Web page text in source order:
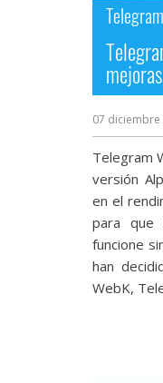
Telegram
07 diciembre
Telegram
versión
en el
para que
funcione
han
WebK,